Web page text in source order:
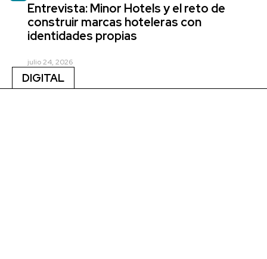
Entrevista: Minor Hotels y el reto de
construir marcas hoteleras con
identidades propias
julio 24, 2026
DIGITAL